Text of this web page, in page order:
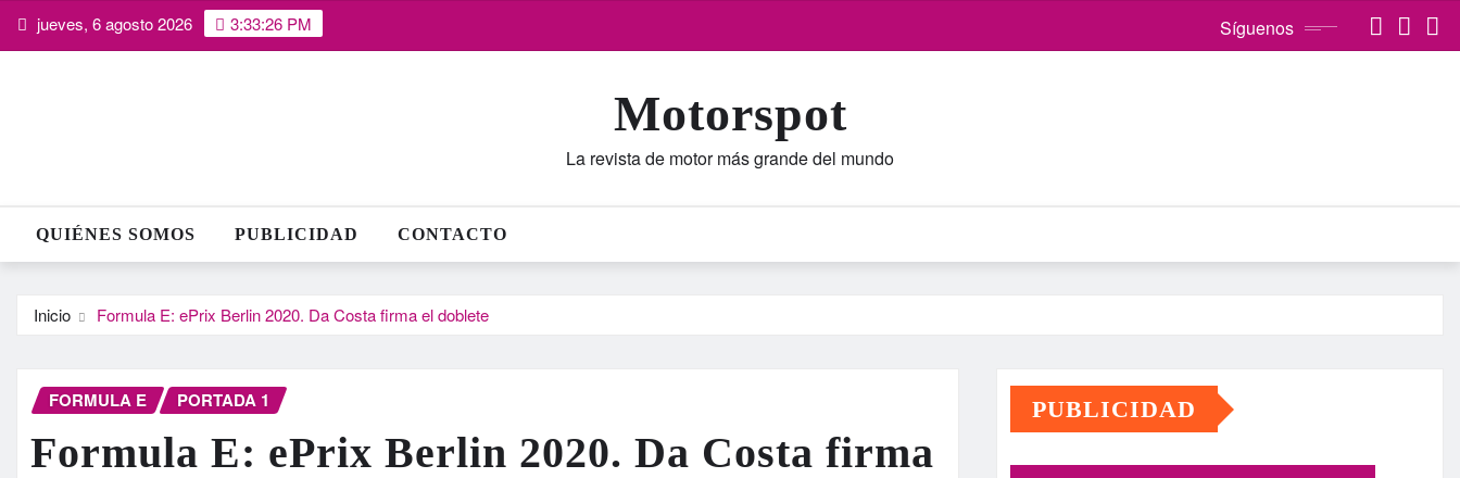
Saltarjueves, 6 agosto 2026 3:33:26 PM Síguenos
Motorspot
La revista de motor más grande del mundo
QUIÉNES SOMOS PUBLICIDAD CONTACTO
Inicio Formula E: ePrix Berlin 2020. Da Costa firma el doblete
FORMULA E PORTADA 1
Formula E: ePrix Berlin 2020. Da Costa firma
PUBLICIDAD